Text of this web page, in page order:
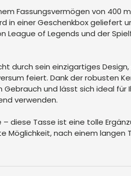
Fassungsvermögen von 400
in einer Geschenkbox geliefert
League of Legends und der
durch sein einzigartiges
feiert. Dank der robusten
und lässt sich ideal für
verwenden.
diese Tasse ist eine tolle
Möglichkeit, nach einem langen